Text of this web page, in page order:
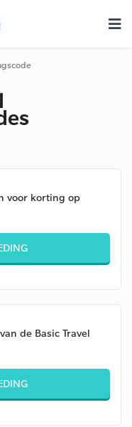
voor korting op
de Basic Travel